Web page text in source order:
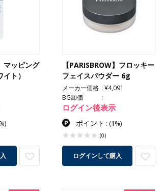
マッピング
ト）
【PARISBROW】フロッキー
フェイスパウダー 6g
メーカー価格
¥4,091
BG卸価
ログイン後表示
ポイント :(1%)
(0)
ログインして購入